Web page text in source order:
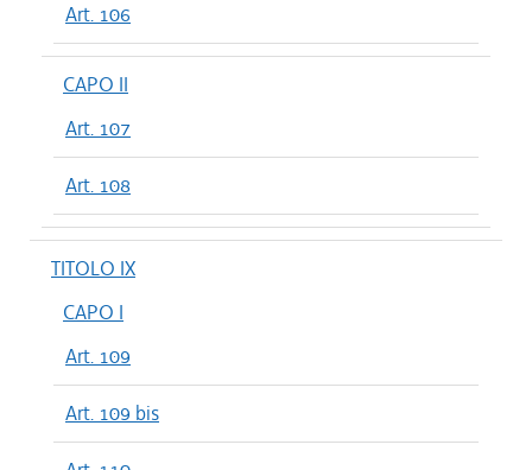
Art. 106
CAPO II
Art. 107
Art. 108
TITOLO IX
CAPO I
Art. 109
Art. 109 bis